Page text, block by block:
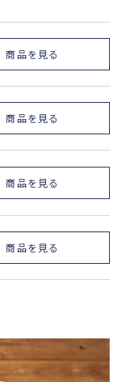
商品を見る
商品を見る
商品を見る
商品を見る